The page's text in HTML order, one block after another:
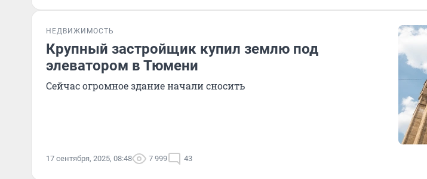
НЕДВИЖИМОСТЬ
Крупный застройщик купил землю под
элеватором в Тюмени
Сейчас огромное здание начали сносить
17 сентября, 2025, 08:48 7 999 43